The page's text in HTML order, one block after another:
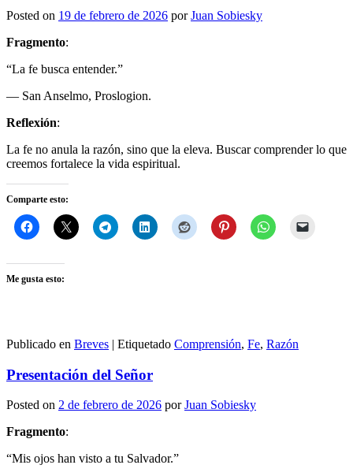
Posted on 19 de febrero de 2026 porJuan Sobiesky
Fragmento:
“La fe busca entender.”
— San Anselmo, Proslogion.
Reflexión:
La fe no anula la razón, sino que la eleva. Buscar comprender lo que
creemos fortalece la vida espiritual.
Comparte esto:
Me gusta esto:
Publicado en Breves | Etiquetado Comprensión, Fe, Razón
Presentación del Señor
Posted on 2 de febrero de 2026 porJuan Sobiesky
Fragmento:
“Mis ojos han visto a tu Salvador.”